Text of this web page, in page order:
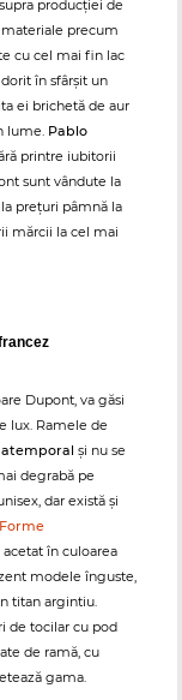
producției de
precum
cu cel mai fin lac
dorit în sfârșit un
ei brichetă de aur
lume. Pablo
printre iubitorii
sunt vândute la
prețuri pâmnă la
mărcii la cel mai
Dupont, va găsi
lux. Ramele de
și nu se
degrabă pe
dar există și
Forme
în culoarea
modele înguste,
titan argintiu.
de tocilar cu pod
de ramă, cu
gama.